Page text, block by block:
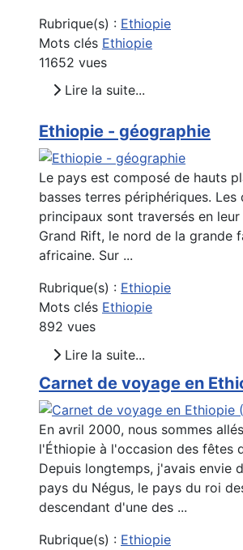
Rubrique(s) : Ethiopie
Mots clés Ethiopie
11652 vues
Lire la suite...
Ethiopie - géographie
Le pays est composé de hauts
basses terres périphériques. Les
principaux sont traversés en
Grand Rift, le nord de la grande
africaine. Sur ...
Rubrique(s) : Ethiopie
Mots clés Ethiopie
892 vues
Lire la suite...
Carnet de voyage en
En avril 2000, nous sommes
l'Éthiopie à l'occasion des fêtes
Depuis longtemps, j'avais envie
pays du Négus, le pays du roi
descendant d'une des ...
Rubrique(s) : Ethiopie